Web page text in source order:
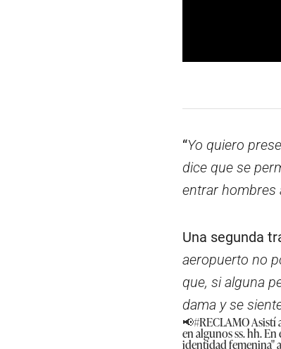
o
s
f
m
t
s
5
3
s
c
o
“Yo quiero
dice que se
entrar hombres
Una segunda
aeropuerto no
que, si alguna
dama y se
📢#RECLAMOAsistí
en algunos ss. hh.
identidad femenina"